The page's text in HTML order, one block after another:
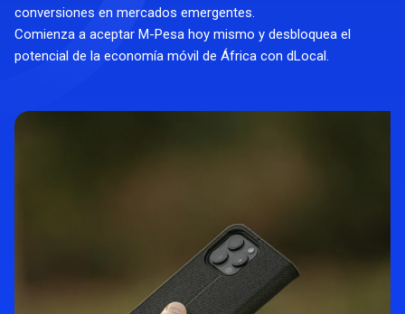
conversiones en mercados emergentes.
Comienza a aceptar M-Pesa hoy mismo y desbloquea el
potencial de la economía móvil de África con dLocal.